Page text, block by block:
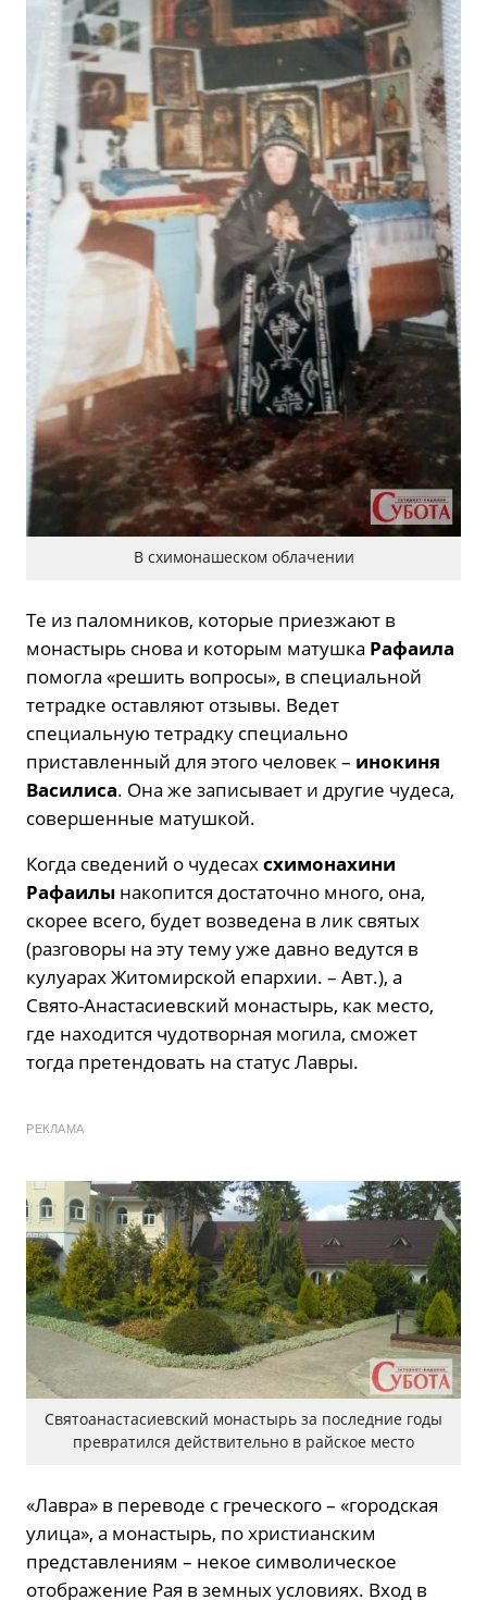
В схимонашеском облачении
Те из паломников, которые приезжают в
монастырь снова и которым матушка Рафаила
помогла «решить вопросы», в специальной
тетрадке оставляют отзывы. Ведет
специальную тетрадку специально
приставленный для этого человек – инокиня
Василиса. Она же записывает и другие чудеса,
совершенные матушкой.
Когда сведений о чудесахсхимонахини
Рафаилы накопится достаточно много, она,
скорее всего, будет возведена в лик святых
(разговоры на эту тему уже давно ведутся в
кулуарах Житомирской епархии. – Авт.), а
Свято-Анастасиевский монастырь, как место,
где находится чудотворная могила, сможет
тогда претендовать на статус Лавры.
РЕКЛАМА
Святоанастасиевский монастырь за последние годы
превратился действительно в райское место
«Лавра» в переводе с греческого – «городская
улица», а монастырь, по христианским
представлениям – некое символическое
отображение Рая в земных условиях. Вход в